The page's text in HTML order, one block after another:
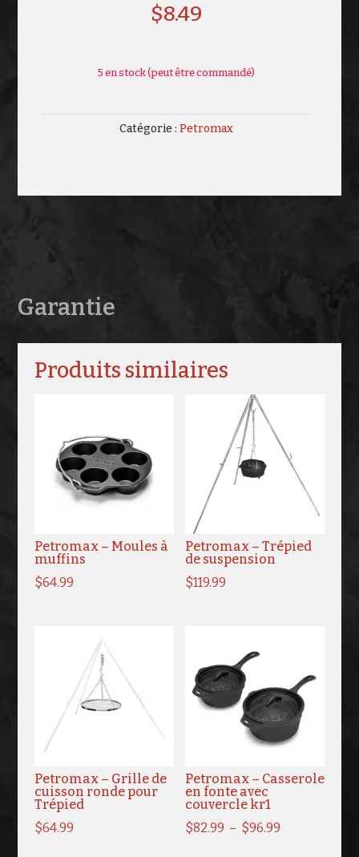
$8.49
5 en stock (peut être commandé)
Catégorie : Petromax
Garantie
Produits similaires
Petromax – Moules à
muffins
$64.99
Petromax – Trépied
de suspension
$119.99
Petromax – Grille de
cuisson ronde pour
Trépied
$64.99
Petromax – Casserole
en fonte avec
couvercle kr1
$82.99 – $96.99